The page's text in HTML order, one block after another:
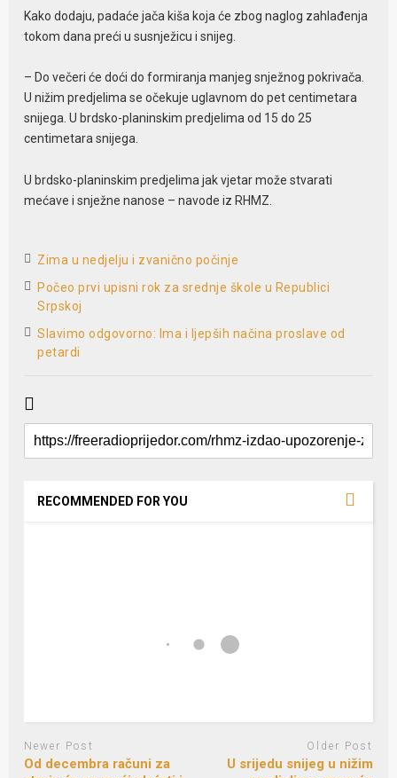
Kako dodaju, padaće jača kiša koja će zbog naglog zahlađenja
tokom dana preći u susnježicu i snijeg.
– Do večeri će doći do formiranja manjeg snježnog pokrivača.
U nižim pred‌jelima se očekuje uglavnom do pet centimetara
snijega. U brdsko-planinskim pred‌jelima od 15 do 25
centimetara snijega.
U brdsko-planinskim pred‌jelima jak vjetar može stvarati
mećave i snježne nanose – navode iz RHMZ.
Zima u nedjelju i zvanično počinje
Počeo prvi upisni rok za srednje škole u Republici
Srpskoj
Slavimo odgovorno: Ima i ljepših načina proslave od
petardi
RECOMMENDED FOR YOU
Newer Post
Od decembra računi za
Older Post
U srijedu snijeg u nižim